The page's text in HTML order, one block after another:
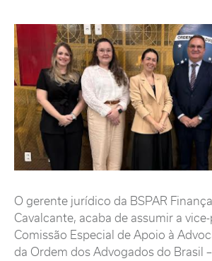
O gerente jurídico da BSPAR
Cavalcante, acaba de assumir a
Comissão Especial de Apoio à
da Ordem dos Advogados do Brasil